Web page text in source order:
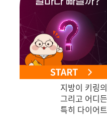
지방이 키링
이번 키링은
정말로 지방(
지방이 키링
그리고 어디
특히 다이어